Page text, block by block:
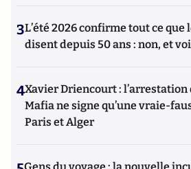
3L’été 2026 confirme tout ce que
disent depuis 50 ans : non, et
4Xavier Driencourt : l’arrestation
Mafia ne signe qu’une vraie-
Paris et Alger